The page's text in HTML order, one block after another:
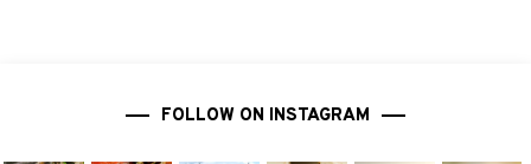
FOLLOW ON INSTAGRAM